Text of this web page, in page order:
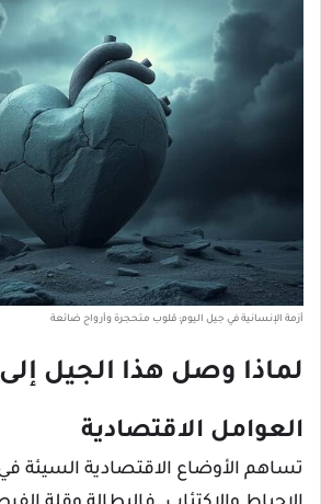
أزمة الإنسانية في جيل اليوم: قلوب متحجرة وأرواح ضائعة
لماذا وصل هذا الجيل
العوامل الاقتصادية
تساهم الأوضاع الاقتصادية السيئة